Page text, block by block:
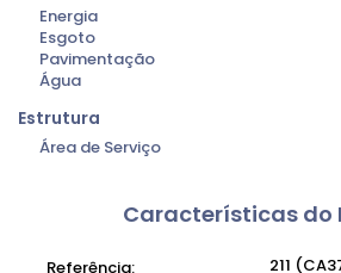
Área de terreno: 520,00m²
Área construída: 490,00m²
Valor de venda: R$ 970.000,00
Energia
Esgoto
Pavimentação
Água
Estrutura
Área de Serviço
Características do
Referência: 211